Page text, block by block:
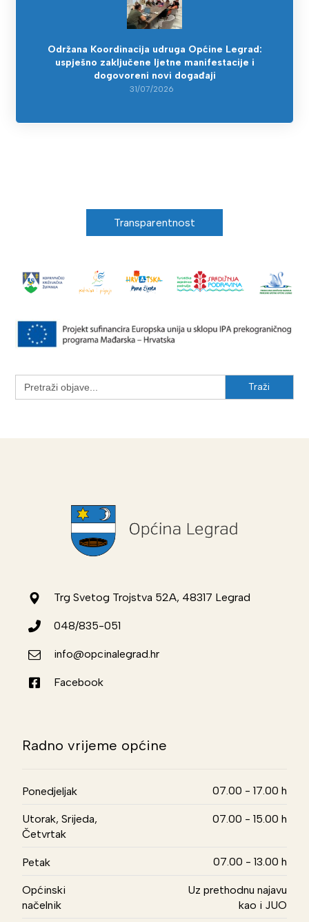
Održana Koordinacija udruga Općine Legrad:
uspješno zaključene ljetne manifestacije i
dogovoreni novi događaji
31/07/2026
Transparentnost
Search
for:
Trg Svetog Trojstva 52A, 48317 Legrad
048/835-051
info@opcinalegrad.hr
Facebook
Radno vrijeme općine
Ponedjeljak 07.00 - 17.00 h
Utorak, Srijeda,
Četvrtak
07.00 - 15.00 h
Petak 07.00 - 13.00 h
Općinski
načelnik
Uz prethodnu najavu
kao i JUO